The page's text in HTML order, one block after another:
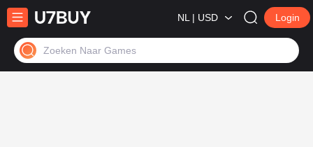
NL | USD Login
Zoeken Naar Games